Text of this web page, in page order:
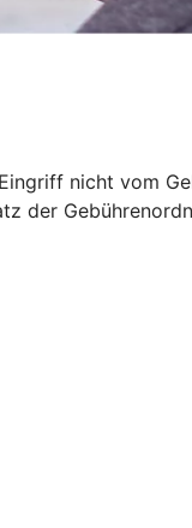
nicht vom
der